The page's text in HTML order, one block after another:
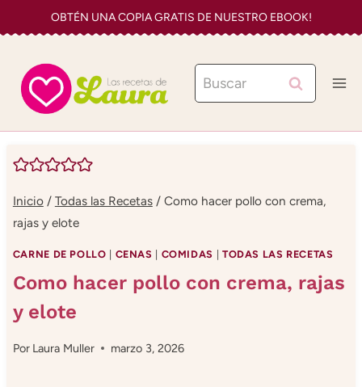
al
contenido
OBTÉN UNA COPIA GRATIS DE NUESTRO EBOOK!
Buscar:
Inicio / Todas las Recetas / Como hacer pollo con crema,
rajas y elote
CARNE DE POLLO CENAS COMIDAS TODAS LAS RECETAS
Como hacer pollo con crema, rajas
y elote
Por Laura Muller marzo 3, 2026